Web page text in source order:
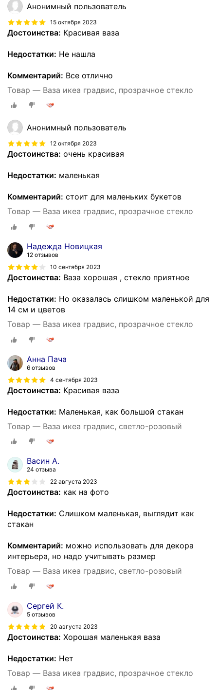
Анонимный пользователь
15 октября 2023
Достоинства: Красивая ваза
Недостатки: Не нашла
Комментарий: Все отлично
Товар — Ваза икеа градвис, прозрачное стекло
Анонимный пользователь
12 октября 2023
Достоинства: очень красивая
Недостатки: маленькая
Комментарий: стоит для маленьких букетов
Товар — Ваза икеа градвис, прозрачное стекло
Надежда Новицкая
12 отзывов
10 сентября 2023
Достоинства: Ваза хорошая , стекло приятное
Недостатки: Но оказалась слишком маленькой для
14 см и цветов
Товар — Ваза икеа градвис, прозрачное стекло
Анна Пача
6 отзывов
4 сентября 2023
Достоинства: Красивая ваза
Недостатки: Маленькая, как большой стакан
Товар — Ваза икеа градвис, светло-розовый
Васин А.
24 отзыва
22 августа 2023
Достоинства: как на фото
Недостатки: Слишком маленькая, выглядит как
стакан
Комментарий: можно использовать для декора
интерьера, но надо учитывать размер
Товар — Ваза икеа градвис, светло-розовый
Сергей К.
5 отзывов
20 августа 2023
Достоинства: Хорошая маленькая ваза
Недостатки: Нет
Товар — Ваза икеа градвис, прозрачное стекло